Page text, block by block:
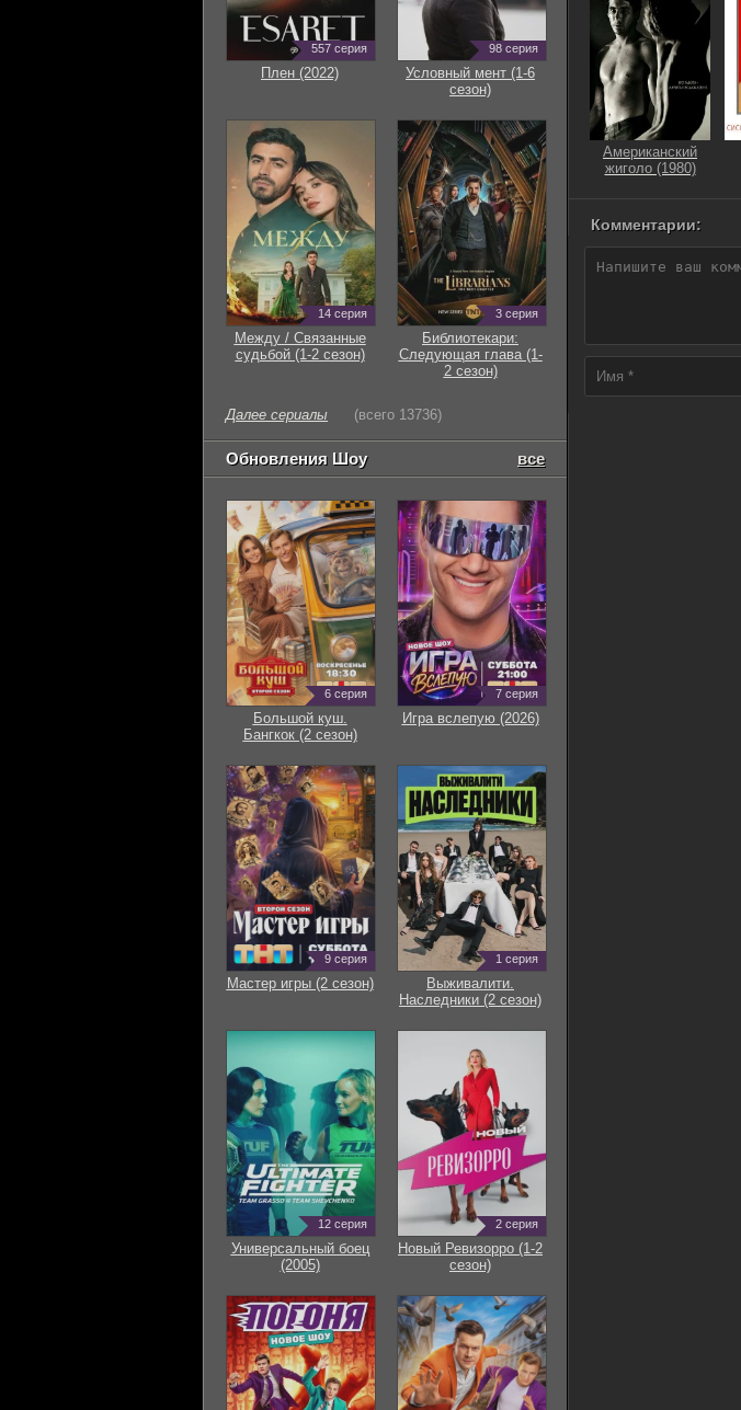
Американский
жиголо (1980)
Комментарии:
557 серия
Плен (2022)
98 серия
Условный мент (1-6
сезон)
14 серия
Между / Связанные
судьбой (1-2 сезон)
3 серия
Библиотекари:
Следующая глава (1-
2 сезон)
Далее сериалы (всего 13736)
Обновления Шоу все
6 серия
Большой куш.
Бангкок (2 сезон)
7 серия
Игра вслепую (2026)
9 серия
Мастер игры (2 сезон)
1 серия
Выживалити.
Наследники (2 сезон)
12 серия
Универсальный боец
(2005)
2 серия
Новый Ревизорро (1-2
сезон)